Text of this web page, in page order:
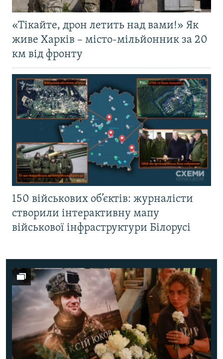
«Тікайте, дрон летить над вами!» Як
живе Харків – місто-мільйонник за 20
км від фронту
150 військових об’єктів: журналісти
створили інтерактивну мапу
військової інфраструктури Білорусі